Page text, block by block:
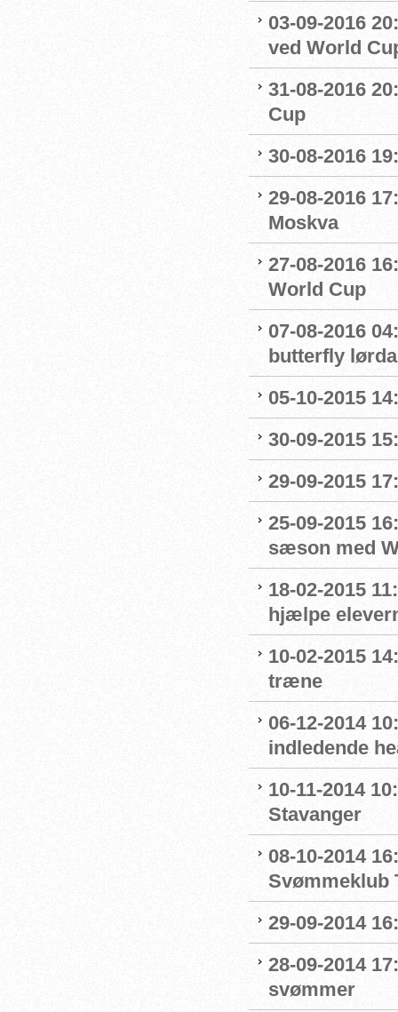
03-09-2016
ved World
31-08-2016
Cup
30-08-2016
29-08-2016
Moskva
27-08-2016
World Cup
07-08-2016
butterfly
05-10-2015
30-09-2015
29-09-2015
25-09-2015
sæson med
18-02-2015
hjælpe
10-02-2015
træne
06-12-2014
indledende
10-11-2014
Stavanger
08-10-2014
Svømmeklub
29-09-2014
28-09-2014
svømmer